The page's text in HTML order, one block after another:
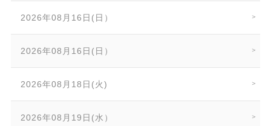
2026年08月16日(日）
2026年08月16日(日）
2026年08月18日(火)
2026年08月19日(水）